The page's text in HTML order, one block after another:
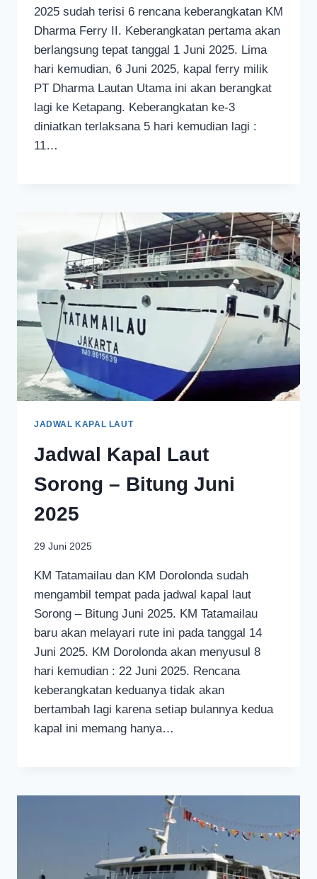
2025 sudah terisi 6 rencana keberangkatan KM
Dharma Ferry II. Keberangkatan pertama akan
berlangsung tepat tanggal 1 Juni 2025. Lima
hari kemudian, 6 Juni 2025, kapal ferry milik
PT Dharma Lautan Utama ini akan berangkat
lagi ke Ketapang. Keberangkatan ke-3
diniatkan terlaksana 5 hari kemudian lagi :
11…
JADWAL KAPAL LAUT
Jadwal Kapal Laut
Sorong – Bitung Juni
2025
29 Juni 2025
KM Tatamailau dan KM Dorolonda sudah
mengambil tempat pada jadwal kapal laut
Sorong – Bitung Juni 2025. KM Tatamailau
baru akan melayari rute ini pada tanggal 14
Juni 2025. KM Dorolonda akan menyusul 8
hari kemudian : 22 Juni 2025. Rencana
keberangkatan keduanya tidak akan
bertambah lagi karena setiap bulannya kedua
kapal ini memang hanya…